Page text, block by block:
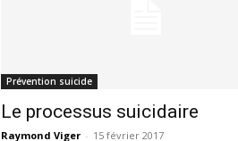
Prévention suicide
Le processus suicidaire
Raymond Viger - 15 février 2017